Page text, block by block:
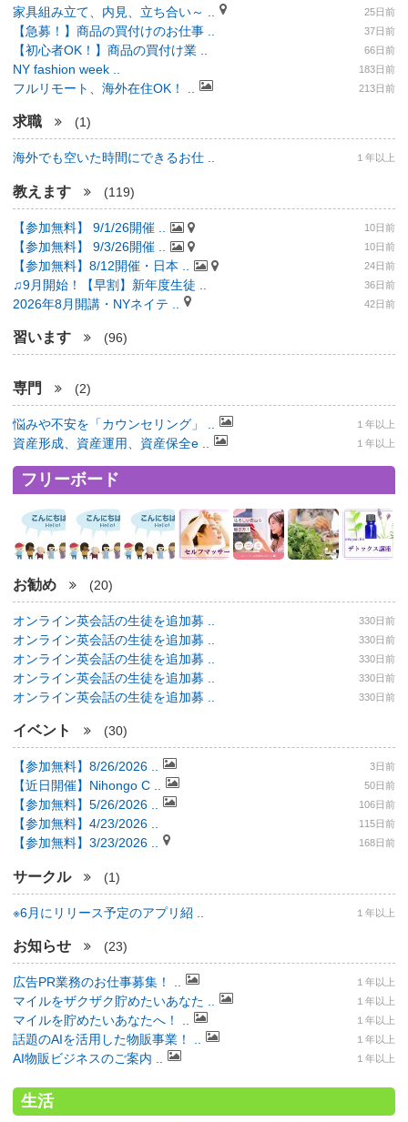
家具組み立て、内見、立ち合い～ .. 25日前
【急募！】商品の買付けのお仕事 .. 37日前
【初心者OK！】商品の買付け業 .. 66日前
NY fashion week .. 183日前
フルリモート、海外在住OK！ .. 213日前
求職 (1)
海外でも空いた時間にできるお仕 .. １年以上
教えます (119)
【参加無料】 9/1/26開催 .. 10日前
【参加無料】 9/3/26開催 .. 10日前
【参加無料】8/12開催・日本 .. 24日前
♫9月開始！【早割】新年度生徒 .. 36日前
2026年8月開講・NYネイテ .. 42日前
習います (96)
専門 (2)
悩みや不安を「カウンセリング」 .. １年以上
資産形成、資産運用、資産保全e .. １年以上
フリーボード
お勧め (20)
オンライン英会話の生徒を追加募 .. 330日前
オンライン英会話の生徒を追加募 .. 330日前
オンライン英会話の生徒を追加募 .. 330日前
オンライン英会話の生徒を追加募 .. 330日前
オンライン英会話の生徒を追加募 .. 330日前
イベント (30)
【参加無料】8/26/2026 .. 3日前
【近日開催】Nihongo C .. 50日前
【参加無料】5/26/2026 .. 106日前
【参加無料】4/23/2026 .. 115日前
【参加無料】3/23/2026 .. 168日前
サークル (1)
※6月にリリース予定のアプリ紹 .. １年以上
お知らせ (23)
広告PR業務のお仕事募集！ .. １年以上
マイルをザクザク貯めたいあなた .. １年以上
マイルを貯めたいあなたへ！ .. １年以上
話題のAIを活用した物販事業！ .. １年以上
AI物販ビジネスのご案内 .. １年以上
生活